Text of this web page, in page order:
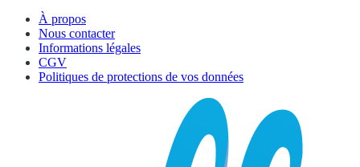
À propos
Nous contacter
Informations légales
CGV
Politiques de protections de vos données